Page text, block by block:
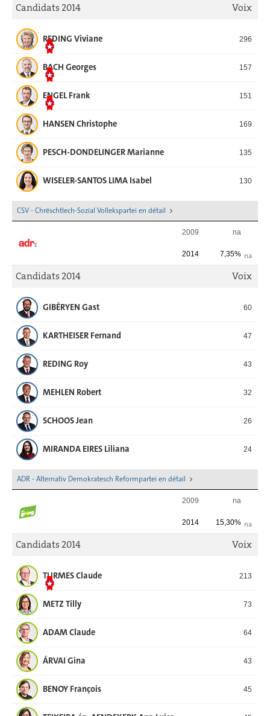
Candidats 2014 Voix
REDING Viviane 296
BACH Georges 157
ENGEL Frank 151
HANSEN Christophe 169
PESCH-DONDELINGER Marianne 135
WISELER-SANTOS LIMA Isabel 130
CSV - Chrëschtlech-Sozial Vollekspartei en détail
2009 na
na
2014 7,35%
Candidats 2014 Voix
GIBÉRYEN Gast 60
KARTHEISER Fernand 47
REDING Roy 43
MEHLEN Robert 32
SCHOOS Jean 26
MIRANDA EIRES Liliana 24
ADR - Alternativ Demokratesch Reformpartei en détail
2009 na
na
2014 15,30%
Candidats 2014 Voix
TURMES Claude 213
METZ Tilly 73
ADAM Claude 64
ÁRVAI Gina 43
BENOY François 45